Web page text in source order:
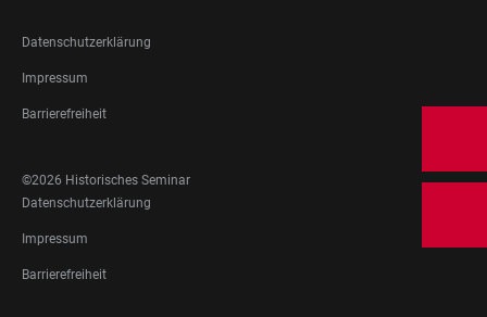
FOOTER
LEGAL
Datenschutzerklärung
Impressum
Barrierefreiheit
SOCIAL
©2026 Historisches Seminar
FOOTER
LEGAL
Datenschutzerklärung
Impressum
Barrierefreiheit